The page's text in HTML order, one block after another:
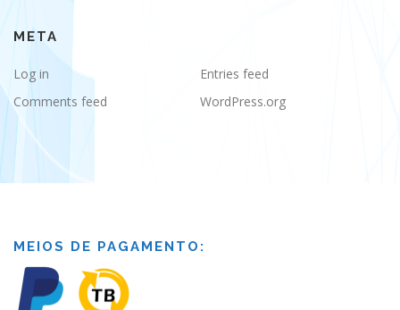
META
Log in
Entries feed
Comments feed
WordPress.org
MEIOS DE PAGAMENTO: